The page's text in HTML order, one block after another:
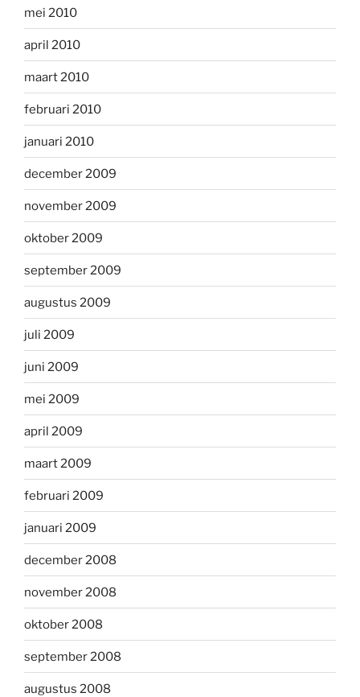
mei 2010
april 2010
maart 2010
februari 2010
januari 2010
december 2009
november 2009
oktober 2009
september 2009
augustus 2009
juli 2009
juni 2009
mei 2009
april 2009
maart 2009
februari 2009
januari 2009
december 2008
november 2008
oktober 2008
september 2008
augustus 2008